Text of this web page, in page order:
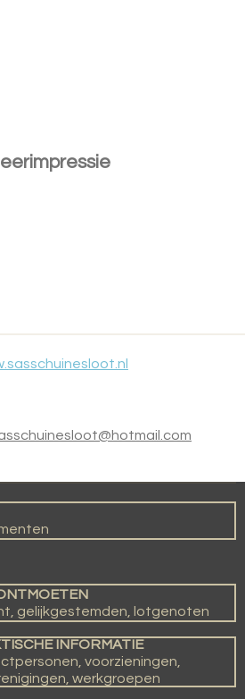
gelijkgestemden, lotgenoten
INFORMATIE
voorzieningen,
werkgroepen